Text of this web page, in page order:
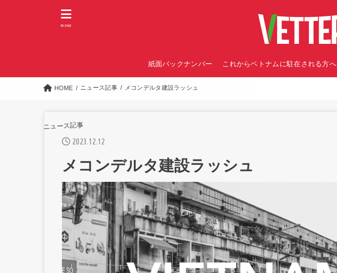
紙面バックナンバー これからベトナムに駐在される方へ
MENU
HOME ニュース記事 メコンデルタ建設ラッシュ
ニュース記事
2023.12.12
メコンデルタ建設ラッシュ